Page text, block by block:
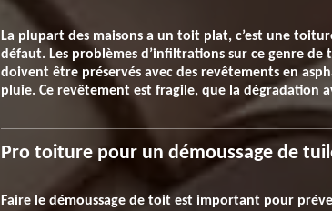
La plupart des maisons a un toit plat, c’est une
défaut. Les problèmes d’infiltrations sur ce genre
doivent être préservés avec des revêtements en
pluie. Ce revêtement est fragile, que la dégradation
Pro toiture pour un démoussage de
Faire le démoussage de toit est important pour